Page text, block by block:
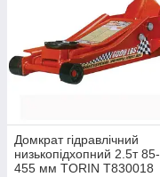
Домкрат гідравлічний
низькопідхопний 2.5т 85-
455 мм TORIN T830018